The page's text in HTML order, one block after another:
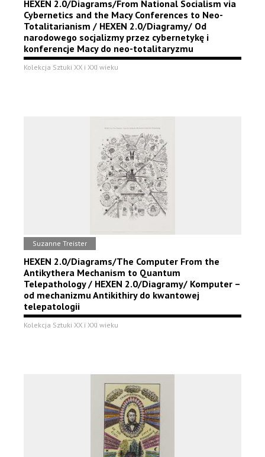
HEXEN 2.0/Diagrams/From National Socialism via
Cybernetics and the Macy Conferences to Neo-
Totalitarianism / HEXEN 2.0/Diagramy/ Od
narodowego socjalizmy przez cybernetykę i
konferencje Macy do neo-totalitaryzmu
Kolekcja Sztuki XX i XXI wieku
Suzanne Treister
HEXEN 2.0/Diagrams/The Computer From the
Antikythera Mechanism to Quantum
Telepathology / HEXEN 2.0/Diagramy/ Komputer –
od mechanizmu Antikithiry do kwantowej
telepatologii
Kolekcja Sztuki XX i XXI wieku